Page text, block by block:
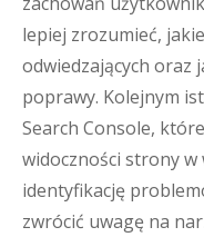
lepiej zrozumieć,
odwiedzających oraz
poprawy. Kolejnym
Search Console,
widoczności strony
identyfikację
zwrócić uwagę na